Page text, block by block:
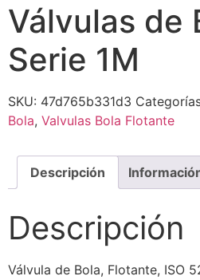
Válvulas de
Serie 1M
SKU: 47d765b331d3
Bola, Valvulas Bola Flotante
Descripción
Descripción
Válvula de Bola, Flotante, ISO